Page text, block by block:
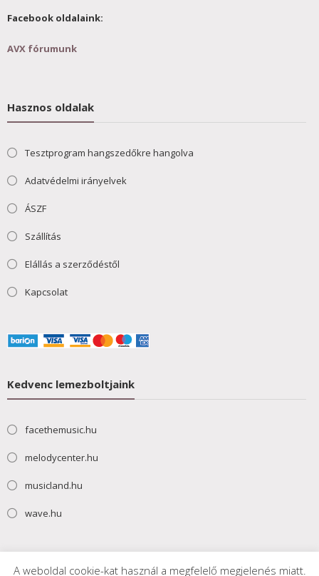
Facebook oldalaink:
AVX fórumunk
Hasznos oldalak
Tesztprogram hangszedőkre hangolva
Adatvédelmi irányelvek
ÁSZF
Szállítás
Elállás a szerződéstől
Kapcsolat
Kedvenc lemezboltjaink
facethemusic.hu
melodycenter.hu
musicland.hu
wave.hu
A weboldal cookie-kat használ a megfelelő megjelenés miatt.